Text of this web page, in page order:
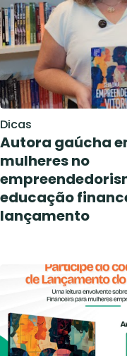
Dicas
Autora gaúcha
mulheres no
educação
lançamento